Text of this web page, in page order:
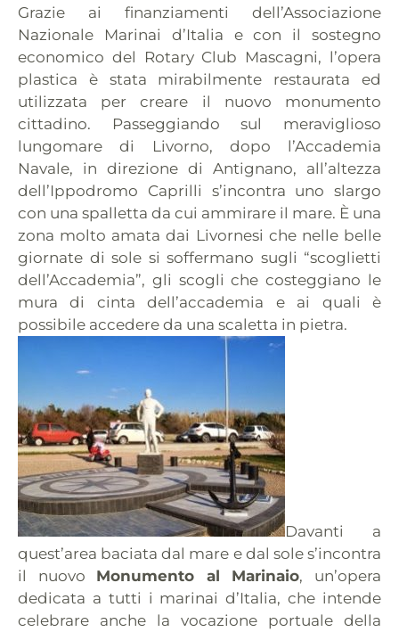
Grazie ai finanziamenti dell’Associazione
Nazionale Marinai d’Italia e con il sostegno
economico del Rotary Club Mascagni, l’opera
plastica è stata mirabilmente restaurata ed
utilizzata per creare il nuovo monumento
cittadino. Passeggiando sul meraviglioso
lungomare di Livorno, dopo l’Accademia
Navale, in direzione di Antignano, all’altezza
dell’Ippodromo Caprilli s’incontra uno slargo
con una spalletta da cui ammirare il mare. È una
zona molto amata dai Livornesi che nelle belle
giornate di sole si soffermano sugli “scoglietti
dell’Accademia”, gli scogli che costeggiano le
mura di cinta dell’accademia e ai quali è
possibile accedere da una scaletta in pietra.
Davanti a
quest’area baciata dal mare e dal sole s’incontra
il nuovo Monumento al Marinaio, un’opera
dedicata a tutti i marinai d’Italia, che intende
celebrare anche la vocazione portuale della